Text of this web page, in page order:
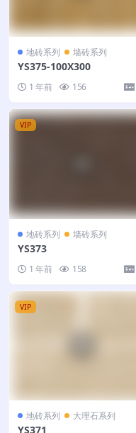
地砖系列 墙砖系列
YS375-100X300
1 年前 156
VIP
地砖系列 墙砖系列
YS373
1 年前 158
VIP
地砖系列 大理石系列
YS371